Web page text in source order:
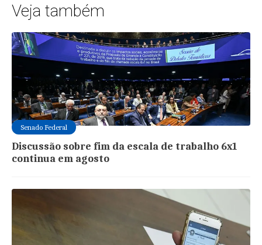
Veja também
Senado Federal
Discussão sobre fim da escala de trabalho 6x1
continua em agosto